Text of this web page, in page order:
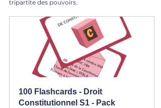
tripartite des pouvoirs.
100 Flashcards - Droit
Constitutionnel S1 - Pack